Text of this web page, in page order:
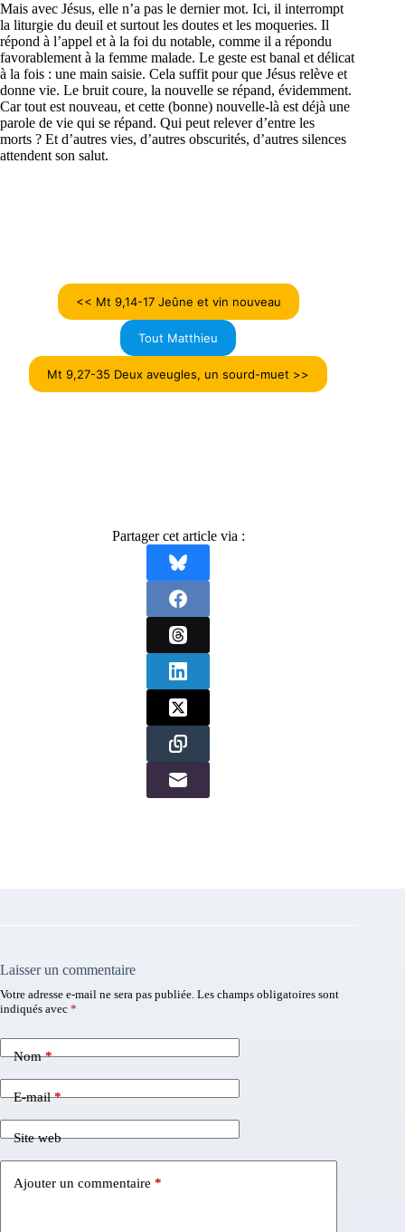
Mais avec Jésus, elle n’a pas le dernier mot. Ici, il interrompt
la liturgie du deuil et surtout les doutes et les moqueries. Il
répond à l’appel et à la foi du notable, comme il a répondu
favorablement à la femme malade. Le geste est banal et délicat
à la fois : une main saisie. Cela suffit pour que Jésus relève et
donne vie. Le bruit coure, la nouvelle se répand, évidemment.
Car tout est nouveau, et cette (bonne) nouvelle-là est déjà une
parole de vie qui se répand. Qui peut relever d’entre les
morts ? Et d’autres vies, d’autres obscurités, d’autres silences
attendent son salut.
<< Mt 9,14-17 Jeûne et vin nouveau
Tout Matthieu
Mt 9,27-35 Deux aveugles, un sourd-muet >>
Partager cet article via :
Laisser un commentaire
Votre adresse e-mail ne sera pas publiée. Les champs obligatoires sont
indiqués avec *
Nom*
E-mail*
Site web
Ajouter un commentaire *